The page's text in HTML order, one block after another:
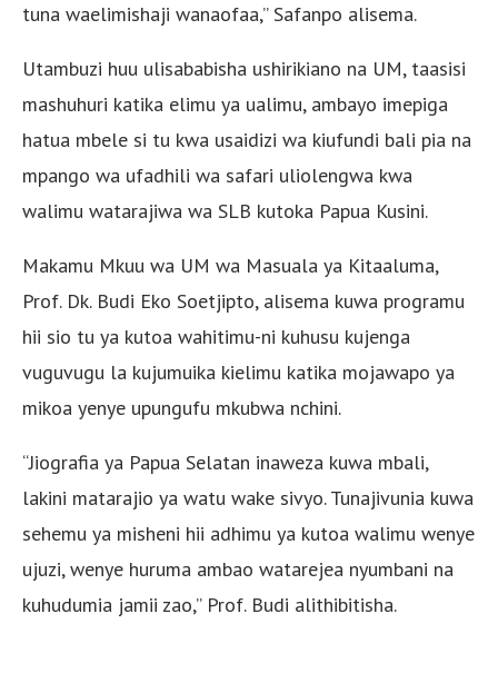
tuna waelimishaji wanaofaa,” Safanpo alisema.
Utambuzi huu ulisababisha ushirikiano na UM, taasisi
mashuhuri katika elimu ya ualimu, ambayo imepiga
hatua mbele si tu kwa usaidizi wa kiufundi bali pia na
mpango wa ufadhili wa safari uliolengwa kwa
walimu watarajiwa wa SLB kutoka Papua Kusini.
Makamu Mkuu wa UM wa Masuala ya Kitaaluma,
Prof. Dk. Budi Eko Soetjipto, alisema kuwa programu
hii sio tu ya kutoa wahitimu-ni kuhusu kujenga
vuguvugu la kujumuika kielimu katika mojawapo ya
mikoa yenye upungufu mkubwa nchini.
“Jiografia ya Papua Selatan inaweza kuwa mbali,
lakini matarajio ya watu wake sivyo. Tunajivunia kuwa
sehemu ya misheni hii adhimu ya kutoa walimu wenye
ujuzi, wenye huruma ambao watarejea nyumbani na
kuhudumia jamii zao,” Prof. Budi alithibitisha.